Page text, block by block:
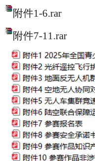
附件1-6.rar
附件7-11.rar